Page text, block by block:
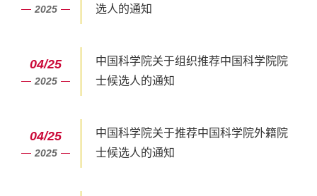
2025
选人的通知
04/25
2025
中国科学院关于组织推荐中国科学院院
士候选人的通知
04/25
2025
中国科学院关于推荐中国科学院外籍院
士候选人的通知